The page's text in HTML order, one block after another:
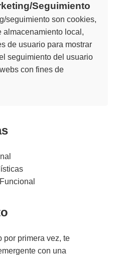
Seguimiento
seguimiento son cookies,
almacenamiento local,
de usuario para mostrar
seguimiento del usuario
con fines de
por primera vez, te
con una